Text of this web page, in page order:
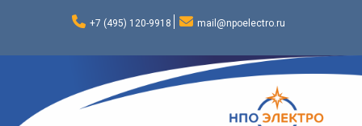
+7 (495) 120-9918 mail@npoelectro.ru